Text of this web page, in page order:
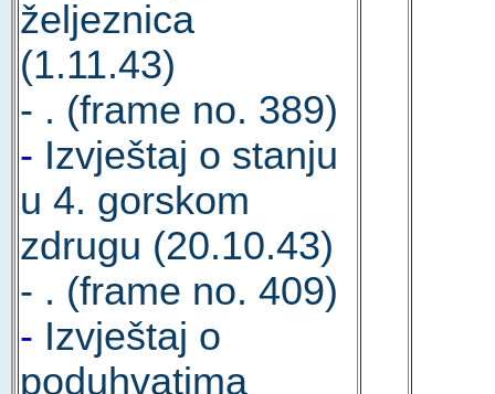
željeznica
(1.11.43)
- . (frame no. 389)
- Izvještaj o stanju
u 4. gorskom
zdrugu (20.10.43)
- . (frame no. 409)
- Izvještaj o
poduhvatima